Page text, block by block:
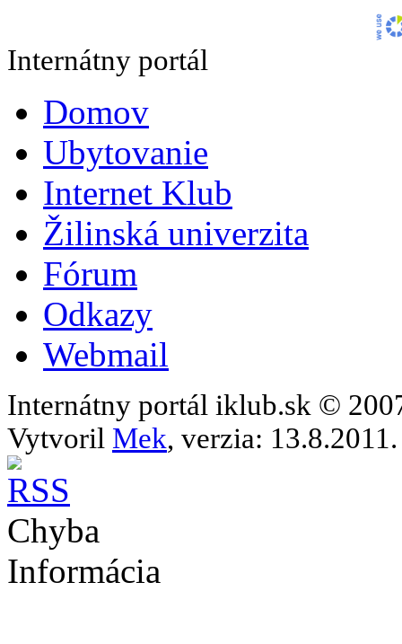
Internátny portál
Domov
Ubytovanie
Internet Klub
Žilinská univerzita
Fórum
Odkazy
Webmail
Internátny portál iklub.sk ©
Vytvoril Mek, verzia: 13.8.2011.
Chyba
Informácia